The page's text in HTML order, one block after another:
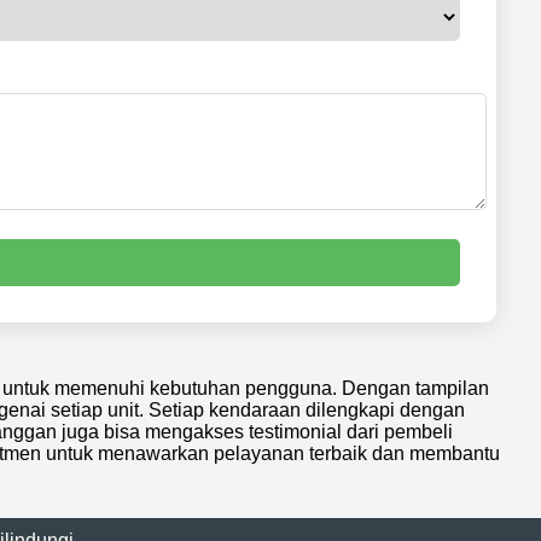
memenuhi kebutuhan pengguna. Dengan tampilan
setiap unit. Setiap kendaraan dilengkapi dengan
juga bisa mengakses testimonial dari pembeli
untuk menawarkan pelayanan terbaik dan membantu